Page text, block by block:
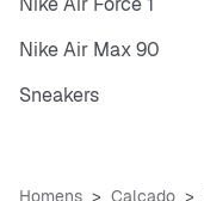
Nike Air Max 90
Sneakers
Homens Calçado